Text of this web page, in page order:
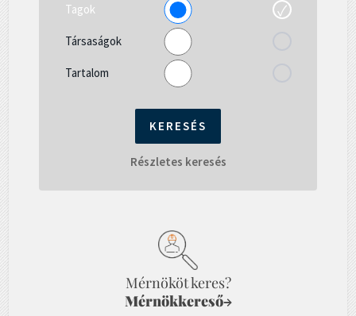
Tagok
Társaságok
Tartalom
Részletes keresés
Mérnököt keres?
Mérnökkereső→